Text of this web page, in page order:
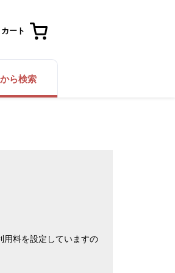
カート
ら検索
用料を設定していますの